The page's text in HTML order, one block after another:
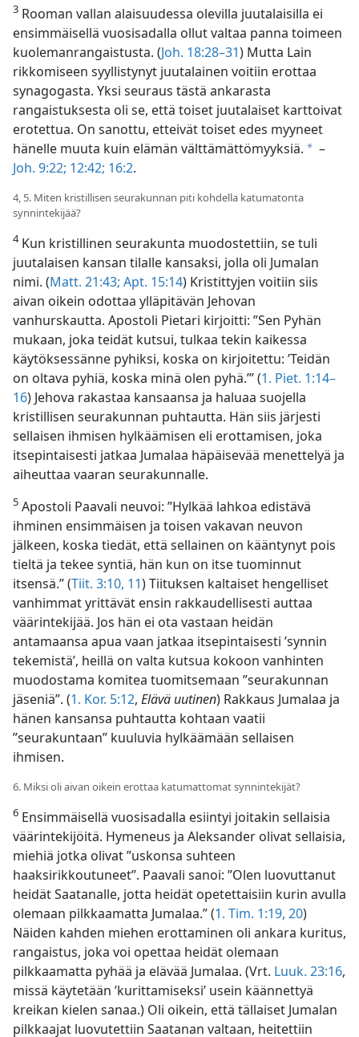
3 Rooman vallan alaisuudessa olevilla juutalaisilla ei
ensimmäisellä vuosisadalla ollut valtaa panna toimeen
kuolemanrangaistusta. (Joh. 18:28–31) Mutta Lain
rikkomiseen syyllistynyt juutalainen voitiin erottaa
synagogasta. Yksi seuraus tästä ankarasta
rangaistuksesta oli se, että toiset juutalaiset karttoivat
erotettua. On sanottu, etteivät toiset edes myyneet
hänelle muuta kuin elämän välttämättömyyksiä. a –
Joh. 9:22; 12:42; 16:2.
4, 5. Miten kristillisen seurakunnan piti kohdella katumatonta
synnintekijää?
4Kun kristillinen seurakunta muodostettiin, se tuli
juutalaisen kansan tilalle kansaksi, jolla oli Jumalan
nimi. (Matt. 21:43; Apt. 15:14) Kristittyjen voitiin siis
aivan oikein odottaa ylläpitävän Jehovan
vanhurskautta. Apostoli Pietari kirjoitti: ”Sen Pyhän
mukaan, joka teidät kutsui, tulkaa tekin kaikessa
käytöksessänne pyhiksi, koska on kirjoitettu: ’Teidän
on oltava pyhiä, koska minä olen pyhä.’” (1. Piet. 1:14–
16) Jehova rakastaa kansaansa ja haluaa suojella
kristillisen seurakunnan puhtautta. Hän siis järjesti
sellaisen ihmisen hylkäämisen eli erottamisen, joka
itsepintaisesti jatkaa Jumalaa häpäisevää menettelyä ja
aiheuttaa vaaran seurakunnalle.
5 Apostoli Paavali neuvoi: ”Hylkää lahkoa edistävä
ihminen ensimmäisen ja toisen vakavan neuvon
jälkeen, koska tiedät, että sellainen on kääntynyt pois
tieltä ja tekee syntiä, hän kun on itse tuominnut
itsensä.” (Tiit. 3:10, 11) Tiituksen kaltaiset hengelliset
vanhimmat yrittävät ensin rakkaudellisesti auttaa
väärintekijää. Jos hän ei ota vastaan heidän
antamaansa apua vaan jatkaa itsepintaisesti ’synnin
tekemistä’, heillä on valta kutsua kokoon vanhinten
muodostama komitea tuomitsemaan ”seurakunnan
jäseniä”. (1. Kor. 5:12, Elävä uutinen) Rakkaus Jumalaa ja
hänen kansansa puhtautta kohtaan vaatii
”seurakuntaan” kuuluvia hylkäämään sellaisen
ihmisen.
6. Miksi oli aivan oikein erottaa katumattomat synnintekijät?
6 Ensimmäisellä vuosisadalla esiintyi joitakin sellaisia
väärintekijöitä. Hymeneus ja Aleksander olivat sellaisia,
miehiä jotka olivat ”uskonsa suhteen
haaksirikkoutuneet”. Paavali sanoi: ”Olen luovuttanut
heidät Saatanalle, jotta heidät opetettaisiin kurin avulla
olemaan pilkkaamatta Jumalaa.” (1. Tim. 1:19, 20)
Näiden kahden miehen erottaminen oli ankara kuritus,
rangaistus, joka voi opettaa heidät olemaan
pilkkaamatta pyhää ja elävää Jumalaa. (Vrt. Luuk. 23:16,
missä käytetään ’kurittamiseksi’ usein käännettyä
kreikan kielen sanaa.) Oli oikein, että tällaiset Jumalan
pilkkaajat luovutettiin Saatanan valtaan, heitettiin